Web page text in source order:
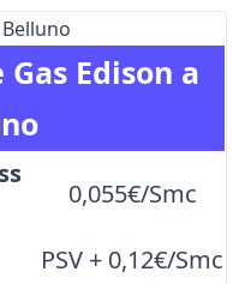
Edison a
0,055€/Smc
PSV + 0,12€/Smc